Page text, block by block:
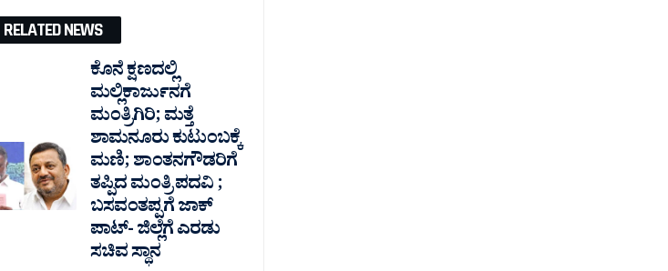
RELATED NEWS
ಕೊನೆ ಕ್ಷಣದಲ್ಲಿ
ಮಲ್ಲಿಕಾರ್ಜುನಗೆ
ಮಂತ್ರಿಗಿರಿ; ಮತ್ತೆ
ಶಾಮನೂರು ಕುಟುಂಬಕ್ಕೆ
ಮಣಿ; ಶಾಂತನಗೌಡರಿಗೆ
ತಪ್ಪಿದ ಮಂತ್ರಿ ಪದವಿ ;
ಬಸವಂತಪ್ಪಗೆ ಜಾಕ್
ಪಾಟ್- ಜಿಲ್ಲೆಗೆ ಎರಡು
ಸಚಿವ ಸ್ಥಾನ